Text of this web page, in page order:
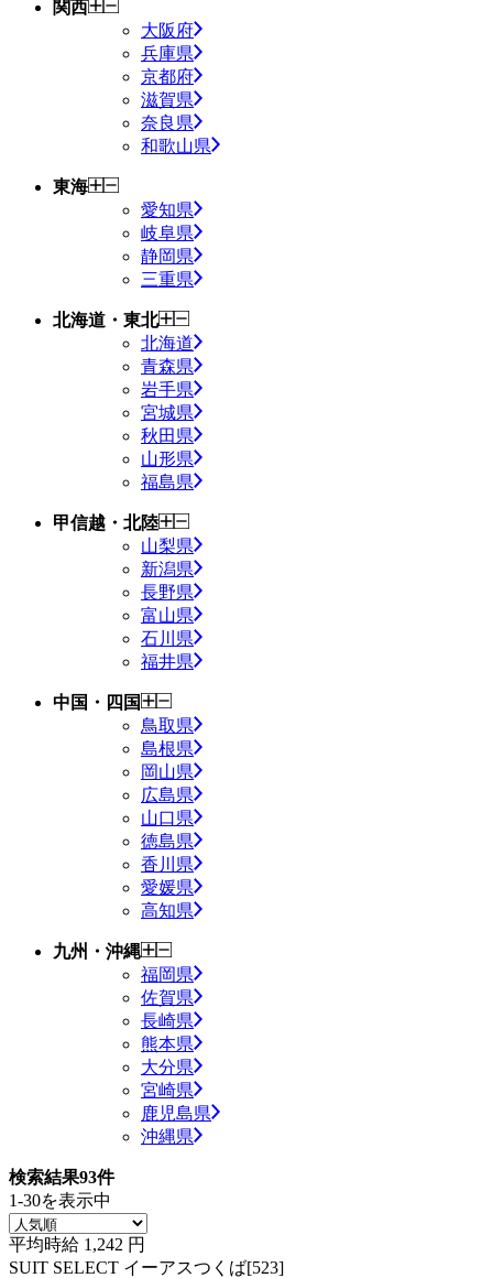
関西
大阪府
兵庫県
京都府
滋賀県
奈良県
和歌山県
東海
愛知県
岐阜県
静岡県
三重県
北海道・東北
北海道
青森県
岩手県
宮城県
秋田県
山形県
福島県
甲信越・北陸
山梨県
新潟県
長野県
富山県
石川県
福井県
中国・四国
鳥取県
島根県
岡山県
広島県
山口県
徳島県
香川県
愛媛県
高知県
九州・沖縄
福岡県
佐賀県
長崎県
熊本県
大分県
宮崎県
鹿児島県
沖縄県
検索結果93件
1-30を表示中
平均時給 1,242 円
SUIT SELECT イーアスつくば[523]